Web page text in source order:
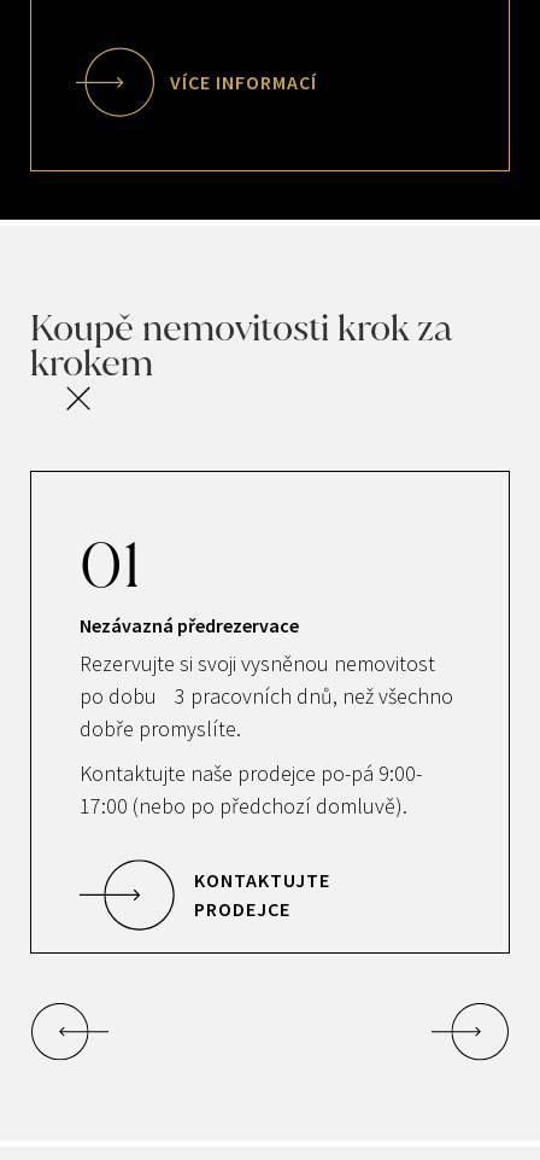
VÍCE INFORMACÍ
Koupě nemovitosti krok za
krokem
01
Nezávazná předrezervace
Rezervujte si svoji vysněnou nemovitost
po dobu 3 pracovních dnů, než všechno
dobře promyslíte.
Kontaktujte naše prodejce po-pá 9:00-
17:00 (nebo po předchozí domluvě).
KONTAKTUJTE
PRODEJCE